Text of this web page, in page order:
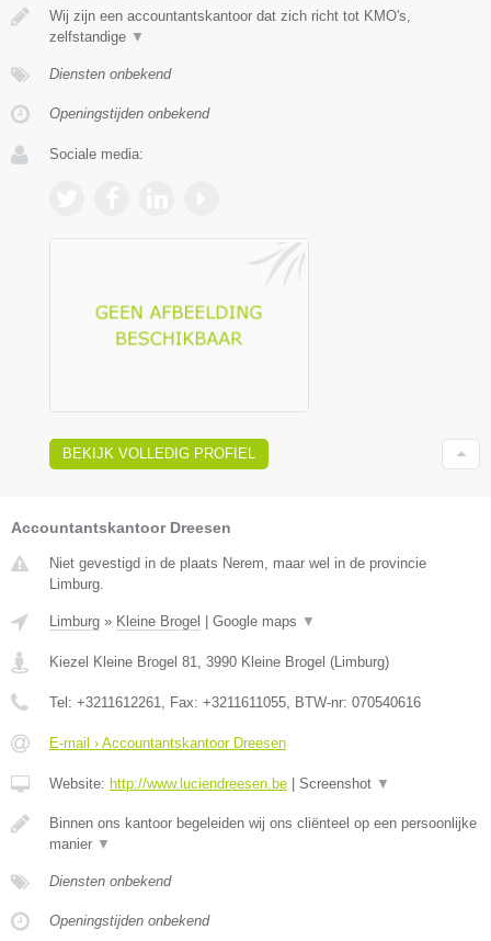
Wij zijn een accountantskantoor dat zich richt tot KMO's,
zelfstandige ▼
Diensten onbekend
Openingstijden onbekend
Sociale media:
BEKIJK VOLLEDIG PROFIEL
Accountantskantoor Dreesen
Niet gevestigd in de plaats Nerem, maar wel in de provincie
Limburg.
Limburg » Kleine Brogel | Google maps ▼
Kiezel Kleine Brogel 81 3990 Kleine Brogel (Limburg)
Tel: +3211612261 , Fax: +3211611055 , BTW-nr: 070540616
E-mail › Accountantskantoor Dreesen
Website: http://www.luciendreesen.be | Screenshot ▼
Binnen ons kantoor begeleiden wij ons cliënteel op een persoonlijke
manier ▼
Diensten onbekend
Openingstijden onbekend